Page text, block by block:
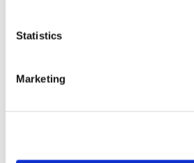
Statistics
Marketing